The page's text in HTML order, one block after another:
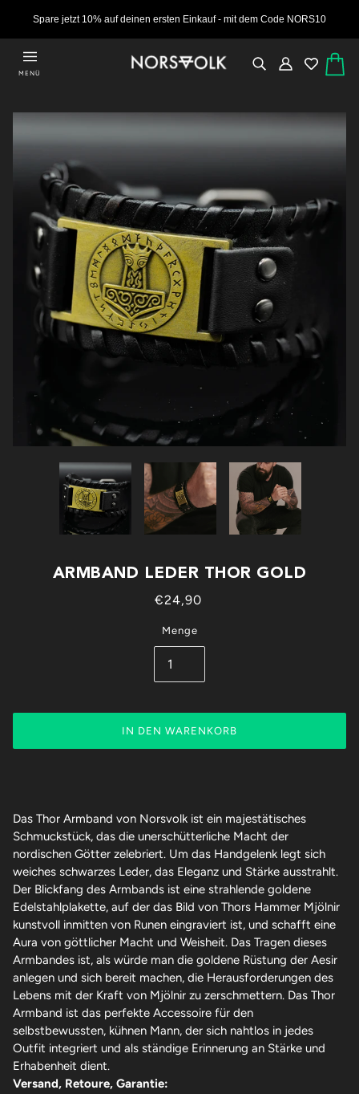
Spare jetzt 10% auf deinen ersten Einkauf - mit dem Code NORS10
MENÜ
ARMBAND LEDER THOR GOLD
€24,90
Menge
IN DEN WARENKORB
Das Thor Armband von Norsvolk ist ein majestätisches
Schmuckstück, das die unerschütterliche Macht der
nordischen Götter zelebriert. Um das Handgelenk legt sich
weiches schwarzes Leder, das Eleganz und Stärke ausstrahlt.
Der Blickfang des Armbands ist eine strahlende goldene
Edelstahlplakette, auf der das Bild von Thors Hammer Mjölnir
kunstvoll inmitten von Runen eingraviert ist, und schafft eine
Aura von göttlicher Macht und Weisheit. Das Tragen dieses
Armbandes ist, als würde man die goldene Rüstung der Aesir
anlegen und sich bereit machen, die Herausforderungen des
Lebens mit der Kraft von Mjölnir zu zerschmettern. Das Thor
Armband ist das perfekte Accessoire für den
selbstbewussten, kühnen Mann, der sich nahtlos in jedes
Outfit integriert und als ständige Erinnerung an Stärke und
Erhabenheit dient.
Versand, Retoure, Garantie: